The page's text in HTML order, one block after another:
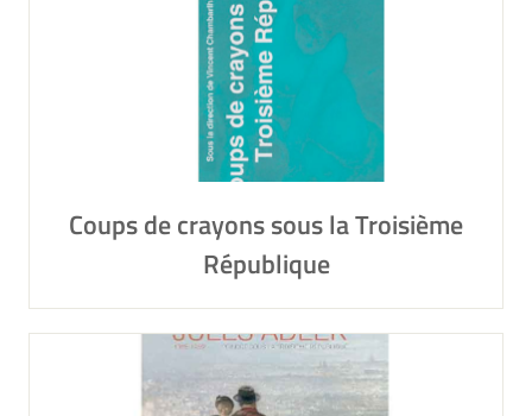
Coups de crayons sous la Troisième
République